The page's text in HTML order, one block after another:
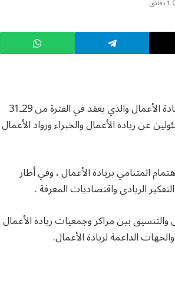
1 دقائق
تنظم جمعية ريادة الأعمال السعودية المؤتمر السعودي الدولي الخامس لريادة الأعمال والذي يعقد في الفترة من 29ـ31
عن ريادة الأعمال والخبراء ورواد الأعمال
المتنامي بريادة الأعمال ، وفي أطار
الريادي واقتصاديات المعرفة .
بين مراكز وجمعيات ريادة الأعمال
الداعمة لريادة الأعمال.